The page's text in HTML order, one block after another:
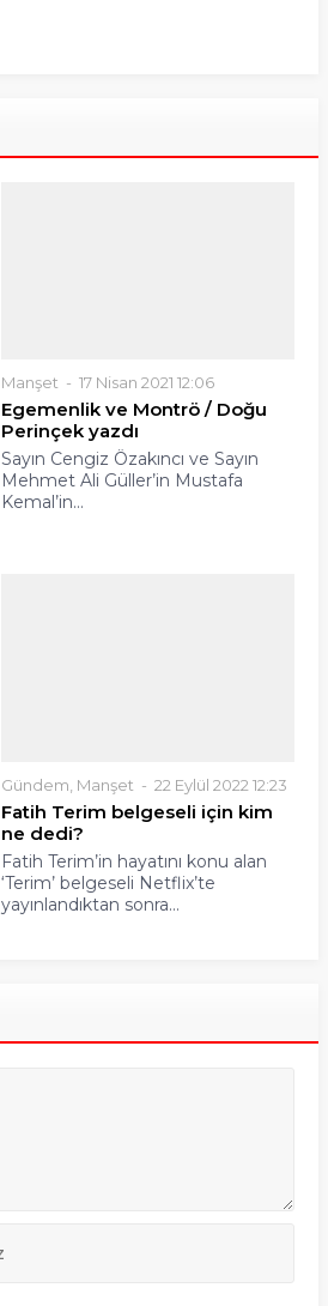
Kemal’in...
Gündem ,Manşet 22 Eylül 2022 12:23